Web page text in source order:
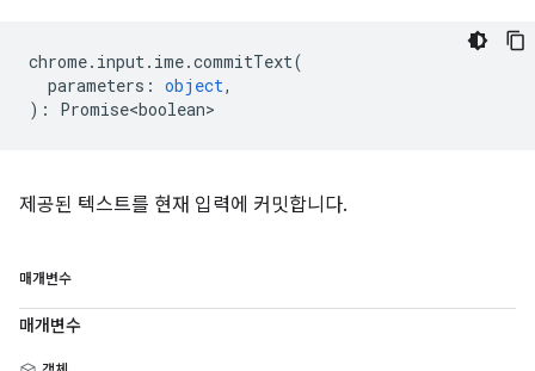
chrome. input. ime.commitText(
parameters : object,
) : Promise<boolean>
제공된 텍스트를 현재 입력에 커밋합니다.
매개변수
매개변수